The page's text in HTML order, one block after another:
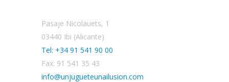
Pasaje Nicolauets, 1
03440 Ibi (Alicante)
Tel: +34 91 541 90 00
Fax: 91 541 35 43
info@unjugueteunailusion.com